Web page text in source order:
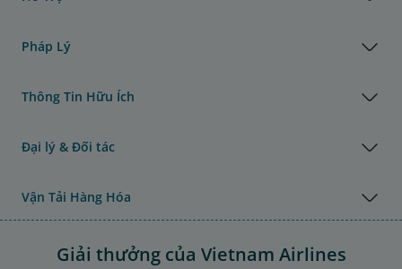
Pháp Lý
Thông Tin Hữu Ích
Đại lý & Đối tác
Vận Tải Hàng Hóa
Giải thưởng của Vietnam Airlines